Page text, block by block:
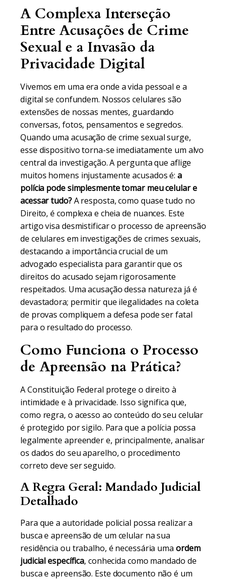
A Complexa Interseção
Entre Acusações de Crime
Sexual e a Invasão da
Privacidade Digital
Vivemos em uma era onde a vida pessoal e a
digital se confundem. Nossos celulares são
extensões de nossas mentes, guardando
conversas, fotos, pensamentos e segredos.
Quando uma acusação de crime sexual surge,
esse dispositivo torna-se imediatamente um alvo
central da investigação. A pergunta que aflige
muitos homens injustamente acusados é:a
polícia pode simplesmente tomar meu celular e
acessar tudo?A resposta, como quase tudo no
Direito, é complexa e cheia de nuances. Este
artigo visa desmistificar o processo de apreensão
de celulares em investigações de crimes sexuais,
destacando a importância crucial de um
advogado especialista para garantir que os
direitos do acusado sejam rigorosamente
respeitados. Uma acusação dessa natureza já é
devastadora; permitir que ilegalidades na coleta
de provas compliquem a defesa pode ser fatal
para o resultado do processo.
Como Funciona o Processo
de Apreensão na Prática?
A Constituição Federal protege o direito à
intimidade e à privacidade. Isso significa que,
como regra, o acesso ao conteúdo do seu celular
é protegido por sigilo. Para que a polícia possa
legalmente apreender e, principalmente, analisar
os dados do seu aparelho, o procedimento
correto deve ser seguido.
A Regra Geral: Mandado Judicial
Detalhado
Para que a autoridade policial possa realizar a
busca e apreensão de um celular na sua
residência ou trabalho, é necessária uma ordem
judicial específica, conhecida como mandado de
busca e apreensão. Este documento não é um